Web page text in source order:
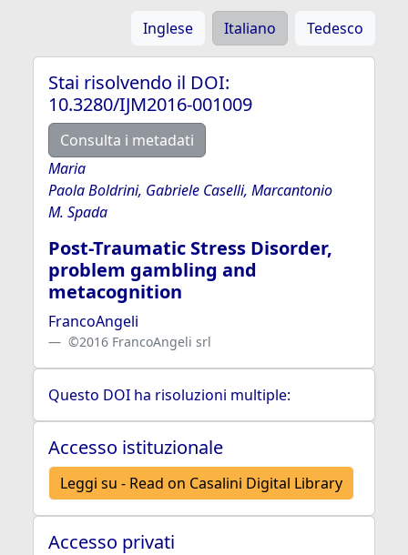
Inglese Italiano Tedesco
Stai risolvendo il DOI:
10.3280/IJM2016-001009
Consulta i metadati
Maria
Paola Boldrini, Gabriele Caselli, Marcantonio
M. Spada
Post-Traumatic Stress Disorder,
problem gambling and
metacognition
FrancoAngeli
©2016 FrancoAngeli srl
Questo DOI ha risoluzioni multiple:
Accesso istituzionale
Leggi su - Read on Casalini Digital Library
Accesso privati